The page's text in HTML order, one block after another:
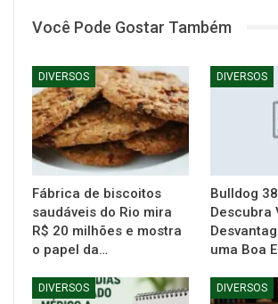
Você Pode Gostar Também
DIVERSOS
Fábrica de biscoitos
saudáveis do Rio mira
R$ 20 milhões e mostra
o papel da…
DIVERSOS
Bulldog
Descubra
uma Boa
DIVERSOS DIVERSOS